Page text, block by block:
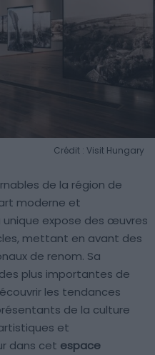
Crédit : Visit Hungary
de la région de
moderne et
unique expose des œuvres
mettant en avant des
de renom. Sa
des plus importantes de
les tendances
de la culture
et
dans cet espace